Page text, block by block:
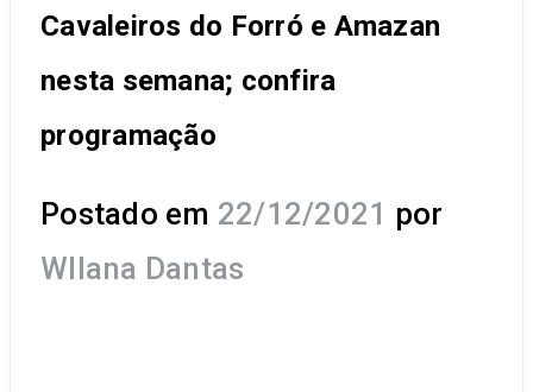
Cavaleiros do Forró e Amazan
nesta semana; confira
programação
Postado em 22/12/2021 por
Wllana Dantas